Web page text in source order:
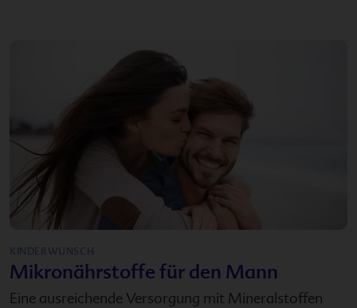
KINDERWUNSCH
Mikronährstoffe für den Mann
Eine ausreichende Versorgung mit Mineralstoffen